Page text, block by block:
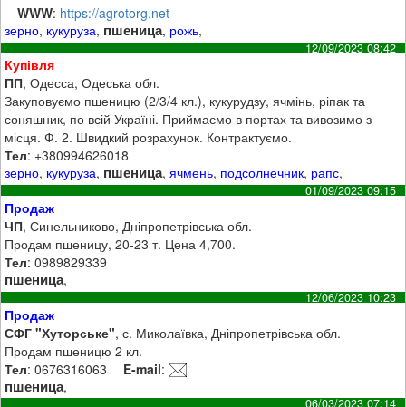
WWW: https://agrotorg.net
зерно, кукуруза, пшеница, рожь,
12/09/2023 08:42
Купівля
ПП, Одесса, Одеська обл.
Закуповуємо пшеницю (2/3/4 кл.), кукурудзу, ячмінь, ріпак та
соняшник, по всій Україні. Приймаємо в портах та вивозимо з
місця. Ф. 2. Швидкий розрахунок. Контрактуємо.
Тел: +380994626018
зерно, кукуруза, пшеница,ячмень, подсолнечник, рапс,
01/09/2023 09:15
Продаж
ЧП, Синельниково, Дніпропетрівська обл.
Продам пшеницу, 20-23 т. Цена 4,700.
Тел: 0989829339
пшеница,
12/06/2023 10:23
Продаж
СФГ "Хуторське", с. Миколаївка, Дніпропетрівська обл.
Продам пшеницю 2 кл.
Тел: 0676316063 E-mail:
пшеница,
06/03/2023 07:14